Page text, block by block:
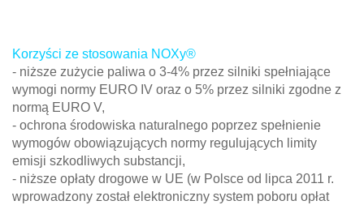
Korzyści ze stosowania NOXy®
- niższe zużycie paliwa o 3-4% przez silniki spełniające
wymogi normy EURO IV oraz o 5% przez silniki zgodne z
normą EURO V,
- ochrona środowiska naturalnego poprzez spełnienie
wymogów obowiązujących normy regulujących limity
emisji szkodliwych substancji,
- niższe opłaty drogowe w UE (w Polsce od lipca 2011 r.
wprowadzony został elektroniczny system poboru opłat